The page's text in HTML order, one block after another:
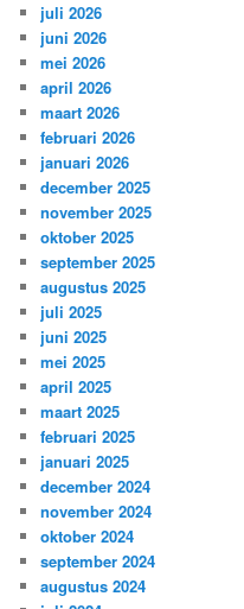
juli 2026
juni 2026
mei 2026
april 2026
maart 2026
februari 2026
januari 2026
december 2025
november 2025
oktober 2025
september 2025
augustus 2025
juli 2025
juni 2025
mei 2025
april 2025
maart 2025
februari 2025
januari 2025
december 2024
november 2024
oktober 2024
september 2024
augustus 2024